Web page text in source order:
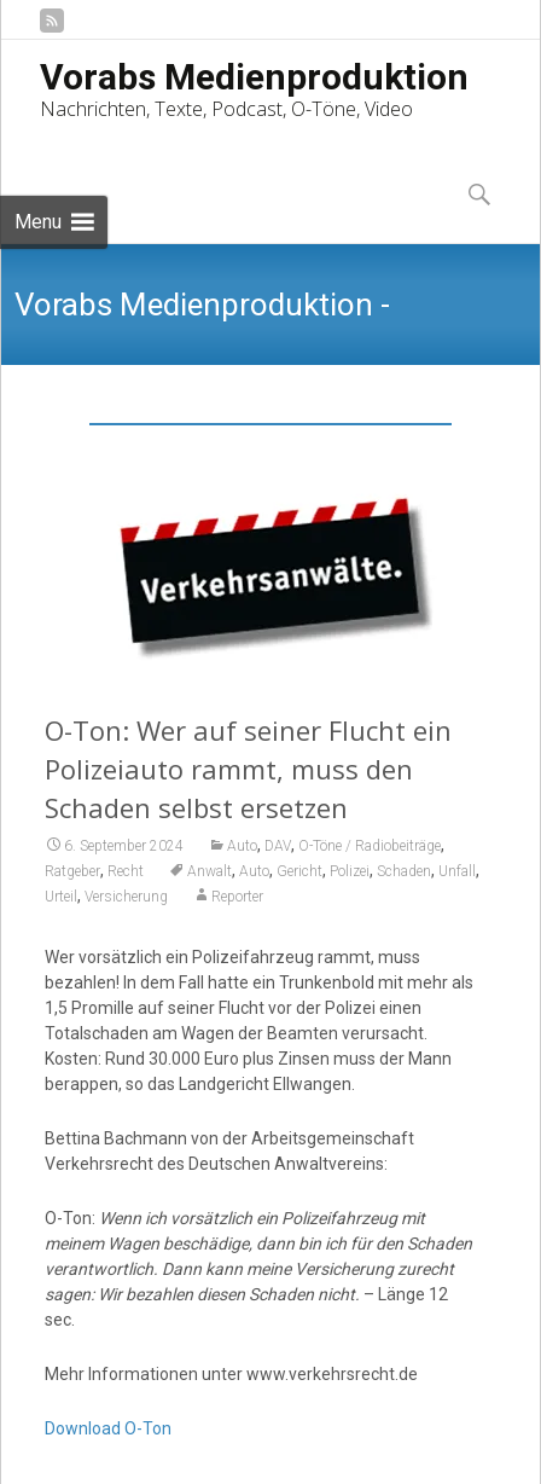
Vorabs Medienproduktion
Nachrichten, Texte, Podcast, O-Töne, Video
Menu
to
content
Suchen
nach:
Vorabs Medienproduktion -
Nachrichten, Texte, Podcast, O-Töne,
O-Ton: Wer auf seiner Flucht ein
Polizeiauto rammt, muss den
Schaden selbst ersetzen
6. September 2024 Auto, DAV, O-Töne / Radiobeiträge,
Ratgeber, Recht Anwalt, Auto, Gericht, Polizei, Schaden, Unfall ,
Urteil , Versicherung Reporter
Wer vorsätzlich ein Polizeifahrzeug rammt, muss
bezahlen! In dem Fall hatte ein Trunkenbold mit mehr als
1,5 Promille auf seiner Flucht vor der Polizei einen
Totalschaden am Wagen der Beamten verursacht.
Kosten: Rund 30.000 Euro plus Zinsen muss der Mann
berappen, so das Landgericht Ellwangen.
Bettina Bachmann von der Arbeitsgemeinschaft
Verkehrsrecht des Deutschen Anwaltvereins:
O-Ton: Wenn ich vorsätzlich ein Polizeifahrzeug mit
meinem Wagen beschädige, dann bin ich für den Schaden
verantwortlich. Dann kann meine Versicherung zurecht
sagen: Wir bezahlen diesen Schaden nicht. – Länge 12
sec.
Mehr Informationen unter www.verkehrsrecht.de
Download O-Ton